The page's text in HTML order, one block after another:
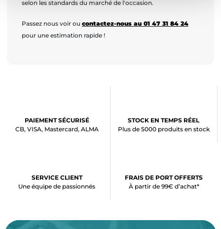
selon les standards du marché de l'occasion.
Passez nous voir ou contactez-nous au 01 47 31 84 24
pour une estimation rapide !
PAIEMENT SÉCURISÉ
CB, VISA, Mastercard, ALMA
STOCK EN TEMPS RÉEL
Plus de 5000 produits en stock
SERVICE CLIENT
Une équipe de passionnés
FRAIS DE PORT OFFERTS
À partir de 99€ d’achat*